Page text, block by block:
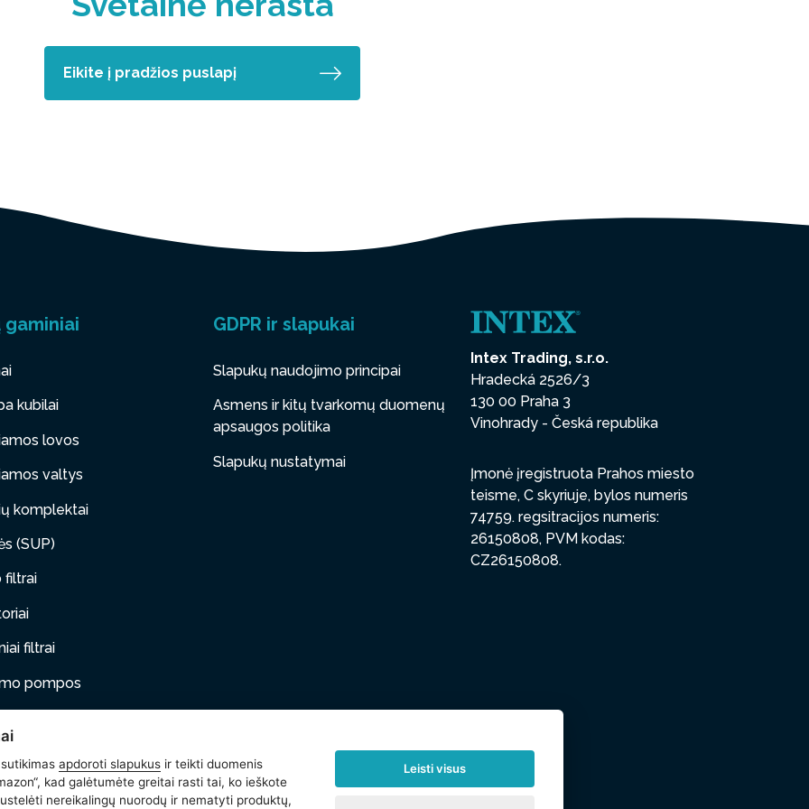
Eikite į pradžios puslapį
gaminiai
kubilai
lovos
valtys
komplektai
(SUP)
filtrai
filtrai
pompos
GDPR ir slapukai
Slapukų naudojimo principai
Asmens ir kitų tvarkomų duomenų
apsaugos politika
Slapukų nustatymai
Intex Trading, s.r.o.
Hradecká 2526/3
130 00 Praha 3
Vinohrady - Česká republika
Įmonė įregistruota Prahos miesto
teisme, C skyriuje, bylos numeris
74759. regsitracijos numeris:
26150808, PVM kodas:
CZ26150808.
apdoroti slapukus ir teikti duomenis
kad galėtumėte greitai rasti tai, ko ieškote
nereikalingų nuorodų ir nematyti produktų,
Leisti visus